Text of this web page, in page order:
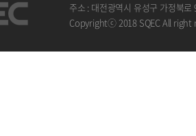
주소 : 대전광역시 유성구 가정북
Copyrightⓒ 2018 SQEC All right